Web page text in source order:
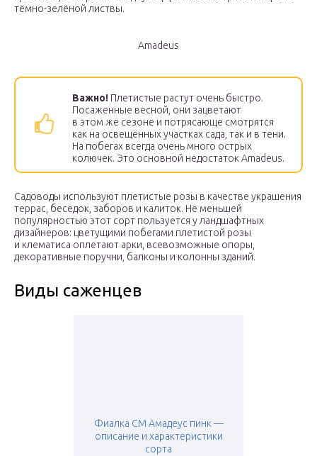
тёмно-зелёной листвы.
Amadeus
Важно! Плетистые растут очень быстро.
Посаженные весной, они зацветают
в этом же сезоне и потрясающе смотрятся
как на освещённых участках сада, так и в тени.
На побегах всегда очень много острых
колючек. Это основной недостаток Amadeus.
Садоводы используют плетистые розы в качестве украшения
террас, беседок, заборов и калиток. Не меньшей
популярностью этот сорт пользуется у ландшафтных
дизайнеров: цветущими побегами плетистой розы
и клематиса оплетают арки, всевозможные опоры,
декоративные поручни, балконы и колонны зданий.
Виды саженцев
Фиалка СМ Амадеус пинк —
описание и характеристики
сорта